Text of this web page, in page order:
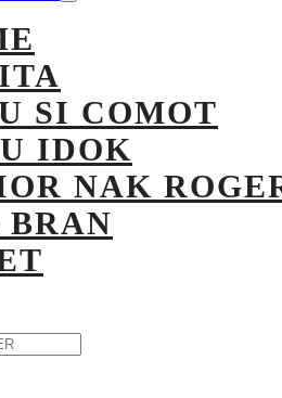
SI COMOT
IDOK
NAK
BRAN